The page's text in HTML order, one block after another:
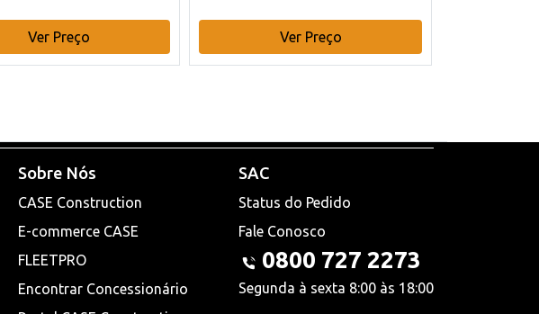
Ver Preço
Ver Preço
Sobre Nós
CASE Construction
E-commerce CASE
FLEETPRO
Encontrar Concessionário
SAC
Status do Pedido
Fale Conosco
0800 727 2273
Segunda à sexta 8:00 às 18:00